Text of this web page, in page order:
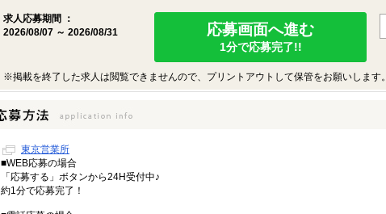
求人応募期間 ：
2026/08/07 ～ 2026/08/31
応募画面へ進む
1分で応募完了!!
※掲載を終了した求人は閲覧できませんので、プリントアウトして保管をお願いします。
東京営業所
■WEB応募の場合
「応募する」ボタンから24H受付中♪
約1分で応募完了！